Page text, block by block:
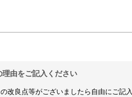
理由をご記入ください
改良点等がございましたら自由にご記入